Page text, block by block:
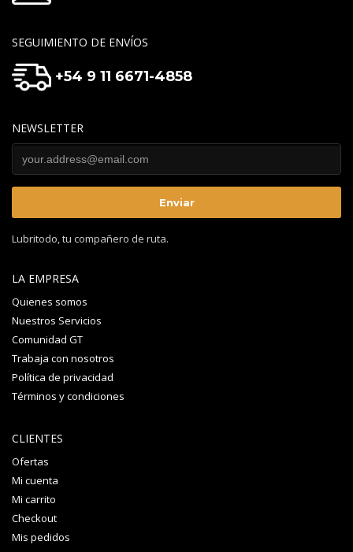
SEGUIMIENTO DE ENVÍOS
+54 9 11 6671-4858
NEWSLETTER
Lubritodo, tu compañero de ruta.
LA EMPRESA
Quienes somos
Nuestros Servicios
Comunidad GT
Trabaja con nosotros
Política de privacidad
Términos y condiciones
CLIENTES
Ofertas
Mi cuenta
Mi carrito
Checkout
Mis pedidos